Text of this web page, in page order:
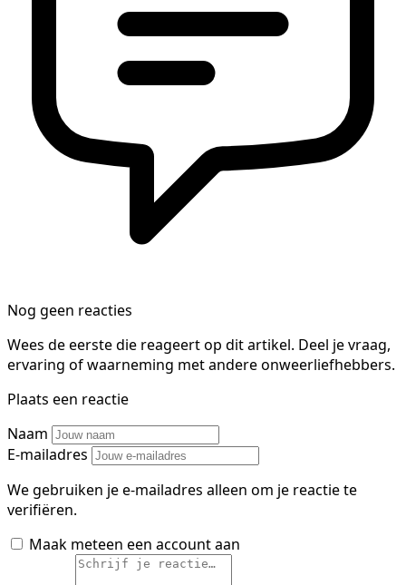
Nog geen reacties
Wees de eerste die reageert op dit artikel. Deel je vraag,
ervaring of waarneming met andere onweerliefhebbers.
Plaats een reactie
Naam
E-mailadres
We gebruiken je e-mailadres alleen om je reactie te
verifiëren.
Maak meteen een account aan